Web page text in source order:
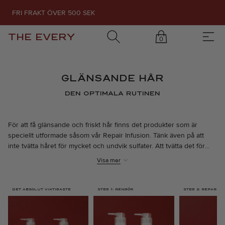
FRI FRAKT ÖVER 500 SEK
THE EVERY 0
GLÄNSANDE HÅR
DEN OPTIMALA RUTINEN
För att få glänsande och friskt hår finns det produkter som är
speciellt utformade såsom vår Repair Infusion. Tänk även på att
inte tvätta håret för mycket och undvik sulfater. Att tvätta det för
ofta kan ta bort naturliga oljor som gör att ditt hår ser glansigt ut.
Använd ett värmeskydd innan du använder några värmeredskap.
som ger näring till ditt hår och hårbotten, är fria från sulfater,
parabener och cykliska silikoner och är 100% veganska.
Visa mer
DET ABSOLUT VIKTIGASTE STEG 1: RENGÖR STEG 2: REPARERA